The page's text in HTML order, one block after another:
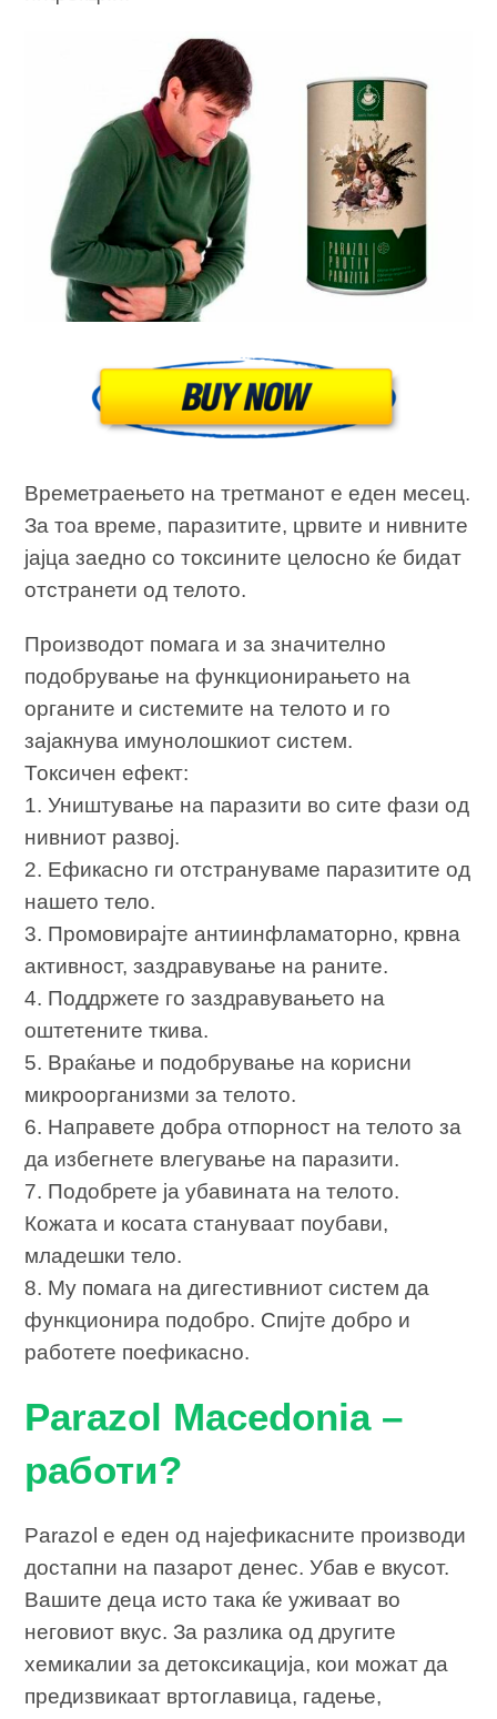
Времетраењето на третманот е еден месец.
За тоа време, паразитите, црвите и нивните
јајца заедно со токсините целосно ќе бидат
отстранети од телото.
Производот помага и за значително
подобрување на функционирањето на
органите и системите на телото и го
зајакнува имунолошкиот систем.
Токсичен ефект:
1. Уништување на паразити во сите фази од
нивниот развој.
2. Ефикасно ги отстрануваме паразитите од
нашето тело.
3. Промовирајте антиинфламаторно, крвна
активност, заздравување на раните.
4. Поддржете го заздравувањето на
оштетените ткива.
5. Враќање и подобрување на корисни
микроорганизми за телото.
6. Направете добра отпорност на телото за
да избегнете влегување на паразити.
7. Подобрете ја убавината на телото.
Кожата и косата стануваат поубави,
младешки тело.
8. Му помага на дигестивниот систем да
функционира подобро. Спијте добро и
работете поефикасно.
Parazol Macedonia –
работи?
Parazol е еден од најефикасните производи
достапни на пазарот денес. Убав е вкусот.
Вашите деца исто така ќе уживаат во
неговиот вкус. За разлика од другите
хемикалии за детоксикација, кои можат да
предизвикаат вртоглавица, гадење,